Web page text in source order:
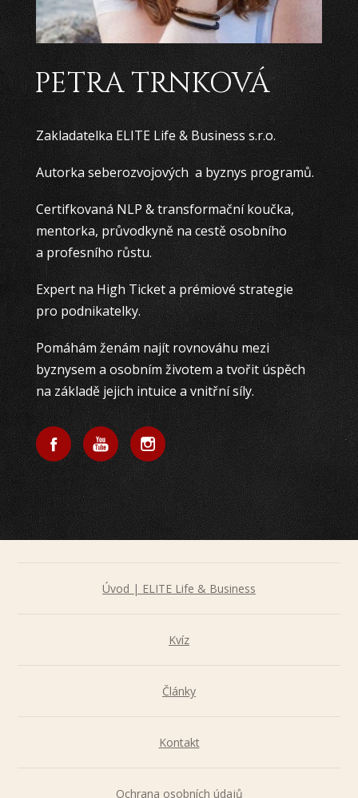
PETRA TRNKOVÁ
Zakladatelka ELITE Life & Business s.r.o.
Autorka seberozvojových a byznys programů.
Certifkovaná NLP & transformační koučka,
mentorka, průvodkyně na cestě osobního
a profesního růstu.
Expert na High Ticket a prémiové strategie
pro podnikatelky.
Pomáhám ženám najít rovnováhu mezi
byznysem a osobním životem a tvořit úspěch
na základě jejich intuice a vnitřní síly.
Úvod | ELITE Life & Business
Kvíz
Články
Kontakt
Ochrana osobních údajů